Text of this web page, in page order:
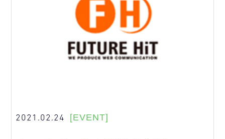
2021.02.24 [EVENT]